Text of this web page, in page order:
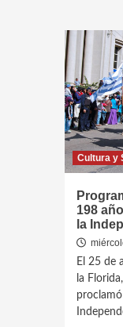
Cultura y
198
la
El 25 de
la